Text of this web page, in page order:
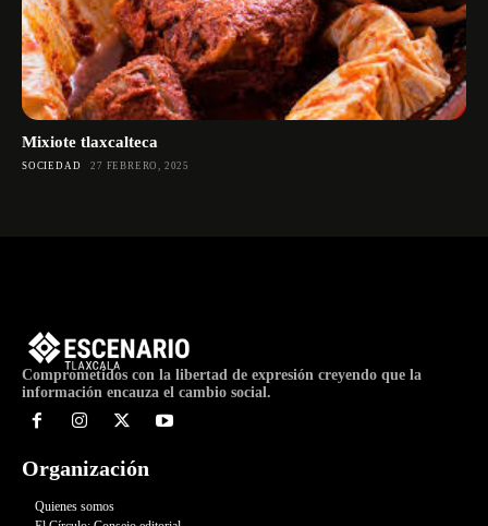
Mixiote tlaxcalteca
SOCIEDAD 27 FEBRERO, 2025
Comprometidos con la libertad de expresión creyendo que la
información encauza el cambio social.
Organización
Quienes somos